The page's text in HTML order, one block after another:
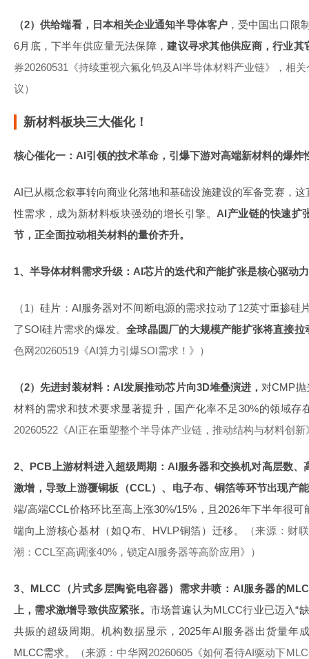
（2）供给端看，日本相关企业通知半导体客户，受中国出口限
6月底，下半年供应量无法保障，建议寻求其他供应商，行业其
券20260531《持续重视六氟化钨及AI半导体材料产业链》，相
议）
新材料板块三大催化！
核心催化一：AI引领的技术革命，引爆下游对高端新材料的爆炸
AI已从概念叙事转向商业化落地和基础设施建设的军备竞赛，
性需求，成为新材料板块强劲的增长引擎。 AI产业链的快速扩
节，正全面拉动相关材料的量价齐升。
1、半导体材料需求升级：AI芯片的迭代和产能扩张是核心驱动
（1）硅片：AI服务器对不间断电源的需求拉动了12英寸重掺
了SOI硅片需求的爆发。全球晶圆厂的大规模产能扩张将直接拉
色网20260519《AI算力引爆SOI需求！》）
（2）先进封装材料：AI发展推动芯片向3D堆叠演进， 对CMP抛
材料的需求和技术要求显著提升，国产化率不足30%的领域存
20260522《AI正在重塑整个半导体产业链，推动结构与材料创新
2、PCB上游材料进入超级周期：AI服务器和交换机对高层数
激增，导致上游覆铜板（CCL）、电子布、铜箔等环节出现产
端/高端CCL价格环比至高上涨30%/15%，且2026年下半年很
端向上游核心基材（如Q布、HVLP铜箔）迁移。
（来源：财
潮：CCL至高调涨40%，锁定AI服务器等高阶应用》）
3、MLCC（片式多层陶瓷电容器）需求井喷：AI服务器的
上，需求激增导致供应紧张。 市场普遍认为MLCC行业已迈入“
共振的超级周期。机构数据显示，2025年AI服务器出货量年
MLCC需求。
（来源：中华网20260605《如何看待AI驱动下